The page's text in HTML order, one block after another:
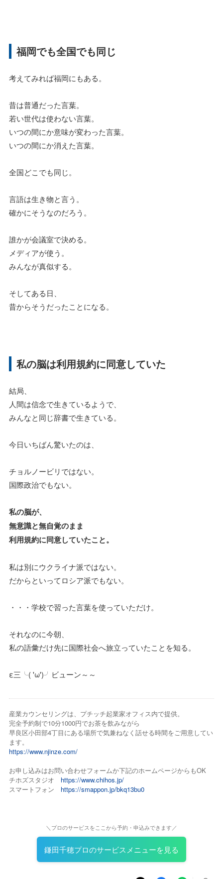
福岡でも全国でも同じ
考えてみれば福岡にもある。
昔は普通だった言葉。
若い世代は使わない言葉。
いつの間にか意味が変わった言葉。
いつの間にか消えた言葉。
全国どこでも同じ。
言語は生き物と言う。
確かにそうなのだろう。
誰かが会議室で決める。
メディアが使う。
みんなが真似する。
そしてある日、
昔からそうだったことになる。
私の脳は利用規約に同意していた
結局、
人間は信念で生きているようで、
みんなと同じ辞書で生きている。
今日いちばん驚いたのは、
チョルノービリではない。
国際政治でもない。
私の脳が、
無意識と無自覚のまま
利用規約に同意していたこと。
私は別にウクライナ派ではない。
だからといってロシア派でもない。
・・・学校で習った言葉を使っていただけ。
それなのに今朝、
私の語彙だけ先に国際社会へ旅立っていたことを知る。
ε三╰( 'ω')╯ビューン～～
産業カウンセリングは、プチッチ起業家オフィス内で提供。
完全予約制で10分1000円でお茶を飲みながら
早良区小田部4丁目にある場所で気兼ねなく話せる時間をご用意してい
ます。
https://www.njinze.com/
お申し込みはお問い合わせフォームか下記のホームページからもOK
チホズスタジオ https://www.chihos.jp/
スマートフォン https://smappon.jp/bkq13bu0
＼プロのサービスをここから予約・申込みできます／
鎌田千穂プロのサービスメニューを見る